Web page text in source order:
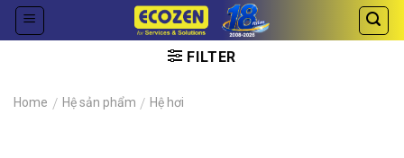
Skip
FILTER
Home / Hệ sản phẩm / Hệ hơi